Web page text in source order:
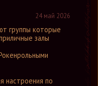
24 май 2026
группы которые
залы
настроения по